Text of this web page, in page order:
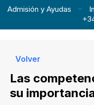
Admisión y Ayudas
Volver
Las
su